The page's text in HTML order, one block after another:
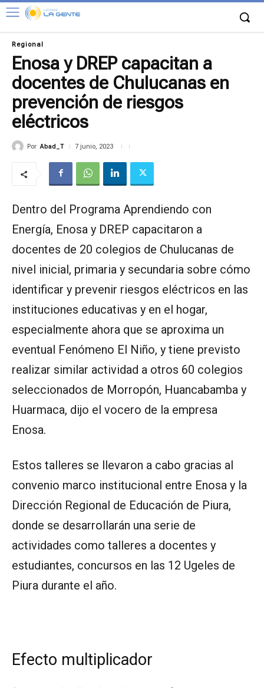
Regional
Enosa y DREP capacitan a
docentes de Chulucanas en
prevención de riesgos
eléctricos
Por Abad_T 7 junio, 2023
Dentro del Programa Aprendiendo con
Energía, Enosa y DREP capacitaron a
docentes de 20 colegios de Chulucanas de
nivel inicial, primaria y secundaria sobre cómo
identificar y prevenir riesgos eléctricos en las
instituciones educativas y en el hogar,
especialmente ahora que se aproxima un
eventual Fenómeno El Niño, y tiene previsto
realizar similar actividad a otros 60 colegios
seleccionados de Morropón, Huancabamba y
Huarmaca, dijo el vocero de la empresa
Enosa.
Estos talleres se llevaron a cabo gracias al
convenio marco institucional entre Enosa y la
Dirección Regional de Educación de Piura,
donde se desarrollarán una serie de
actividades como talleres a docentes y
estudiantes, concursos en las 12 Ugeles de
Piura durante el año.
Efecto multiplicador